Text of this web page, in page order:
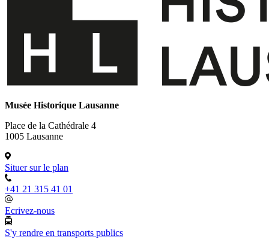
Musée Historique Lausanne
Place de la Cathédrale 4
1005 Lausanne
Situer sur le plan
+41 21 315 41 01
Ecrivez-nous
S'y rendre en transports publics